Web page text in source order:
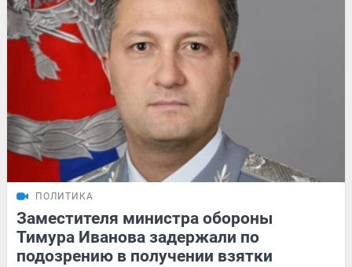
ПОЛИТИКА
Заместителя министра обороны
Тимура Иванова задержали по
подозрению в получении взятки